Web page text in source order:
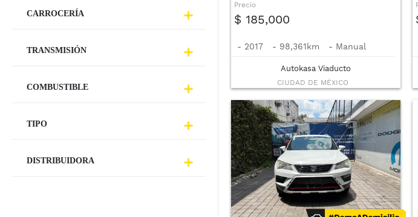
CARROCERÍA
TRANSMISIÓN
COMBUSTIBLE
TIPO
DISTRIBUIDORA
Precio
$ 185,000
- 2017 - 98,361km - Manual
Autokasa Viaducto
CIUDAD DE MÉXICO